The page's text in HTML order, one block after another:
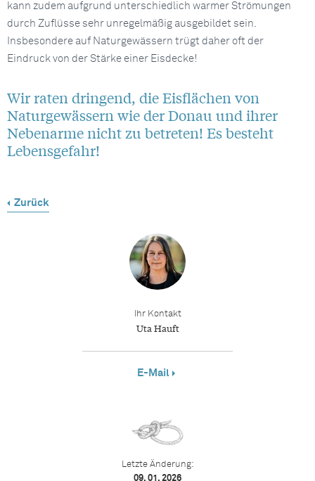
kann zudem aufgrund unterschiedlich warmer Strömungen
durch Zuflüsse sehr unregelmäßig ausgebildet sein.
Insbesondere auf Naturgewässern trügt daher oft der
Eindruck von der Stärke einer Eisdecke!
Wir raten dringend, die Eisflächen von
Naturgewässern wie der Donau und ihrer
Nebenarme nicht zu betreten! Es besteht
Lebensgefahr!
Zurück
Ihr Kontakt
Uta Hauft
E-Mail
Letzte Änderung:
09. 01. 2026